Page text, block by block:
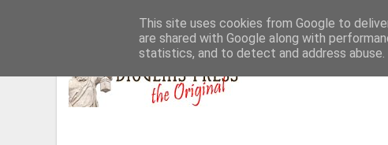
This site uses cookies from Google to
are shared with Google along with
statistics, and to detect and address abuse.